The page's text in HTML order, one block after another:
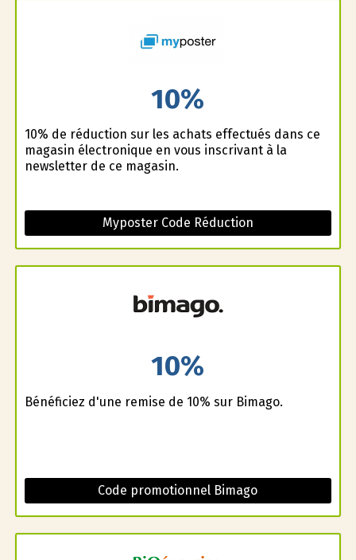
10%
10% de réduction sur les achats effectués dans ce
magasin électronique en vous inscrivant à la
newsletter de ce magasin.
Myposter Code Réduction
10%
Bénéficiez d'une remise de 10% sur Bimago.
Code promotionnel Bimago